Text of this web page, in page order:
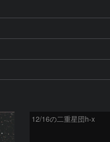
12/16の二重星団h-x